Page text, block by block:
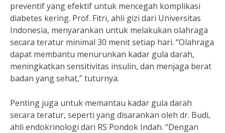
preventif yang efektif untuk mencegah komplikasi
diabetes kering. Prof. Fitri, ahli gizi dari Universitas
Indonesia, menyarankan untuk melakukan olahraga
secara teratur minimal 30 menit setiap hari. “Olahraga
dapat membantu menurunkan kadar gula darah,
meningkatkan sensitivitas insulin, dan menjaga berat
badan yang sehat,” tuturnya.
Penting juga untuk memantau kadar gula darah
secara teratur, seperti yang disarankan oleh dr. Budi,
ahli endokrinologi dari RS Pondok Indah. “Dengan